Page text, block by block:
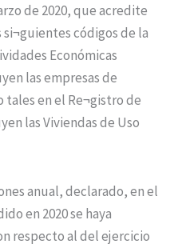
de 2020, que acredite
códigos de la
Económicas
las empresas de
en el Re¬gistro de
las Viviendas de Uso
anual, declarado, en el
en 2020 se haya
respecto al del ejercicio